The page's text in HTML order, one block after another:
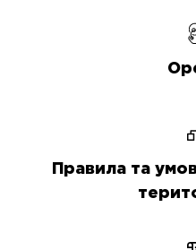
Правила та